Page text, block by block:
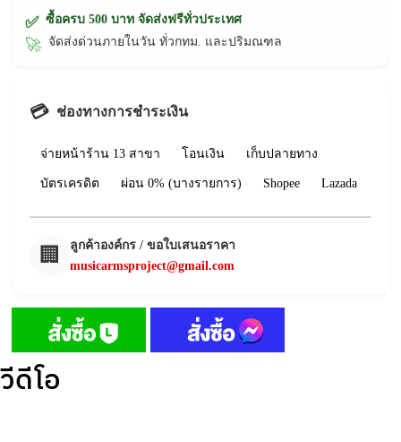
✅ ซื้อครบ 500 บาท จัดส่งฟรีทั่วประเทศ
🚀 จัดส่งด่วนภายในวัน ทั่วกทม. และปริมณฑล
💳 ช่องทางการชำระเงิน
จ่ายหน้าร้าน 13 สาขา โอนเงิน เก็บปลายทาง
บัตรเครดิต ผ่อน 0% (บางรายการ) Shopee Lazada
🏢
ลูกค้าองค์กร / ขอใบเสนอราคา
musicarmsproject@gmail.com
วีดีโอ